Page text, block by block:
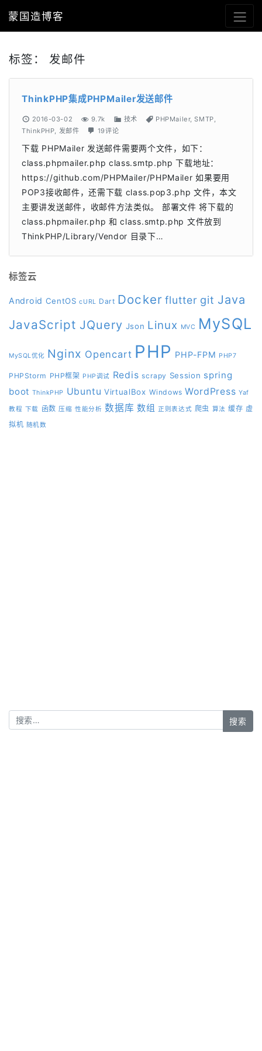
蒙国造博客
标签： 发邮件
ThinkPHP集成PHPMailer发送邮件
2016-03-02 9.7k 技术 PHPMailer,SMTP
ThinkPHP
发邮件 19评论
下载 PHPMailer 发送邮件需要两个文件，如下：
class.phpmailer.php class.smtp.php 下载地址：
https://github.com/PHPMailer/PHPMailer 如果要用
POP3接收邮件，还需下载 class.pop3.php 文件，本文
主要讲发送邮件，收邮件方法类似。 部署文件 将下载的
class.phpmailer.php 和 class.smtp.php 文件放到
ThinkPHP/Library/Vendor 目录下…
标签云
Android CentOS cURL Dart Docker flutter git Java
JavaScript JQuery Json Linux MVC MySQL
MySQL优化 Nginx Opencart PHP PHP-FPM PHP7
PHPStorm PHP框架 PHP调试 Redis scrapy Session spring
boot ThinkPHP Ubuntu VirtualBox Windows WordPress Yaf
教程 下载 函数 压缩 性能分析 数据库 数组 正则表达式 爬虫 算法 缓存 虚
拟机 随机数